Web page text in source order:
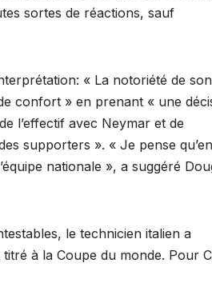
sortes de réactions, sauf
« La notoriété de
confort » en prenant « une
l’effectif avec Neymar et de
supporters ». « Je pense
nationale », a suggéré
le technicien italien a
à la Coupe du monde. Pour